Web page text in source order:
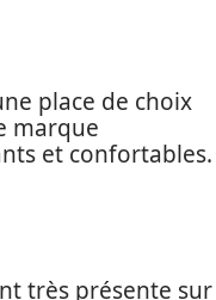
place de choix
marque
et confortables.
très présente sur